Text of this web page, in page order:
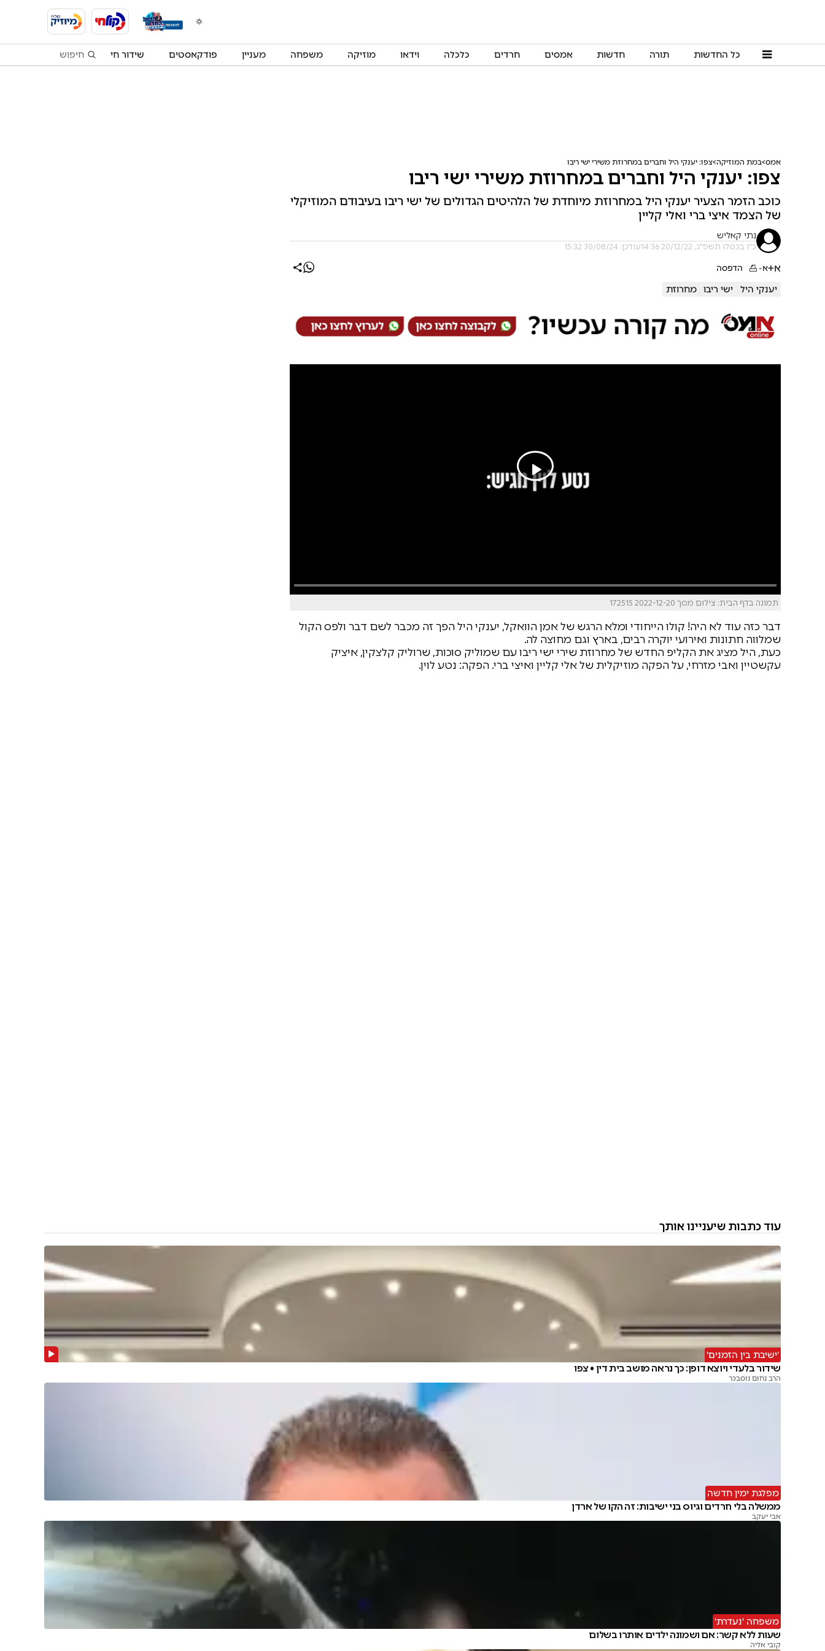
כל החדשות תורה חדשות אמסים חרדים כלכלה וידאו מוזיקה משפחה מעניין פודקאסטים שידור חי
אמס במת המוזיקה צפו: יענקי היל וחברים במחרוזת משירי ישי ריבו
צפו: יענקי היל וחברים במחרוזת משירי ישי ריבו
כוכב הזמר הצעיר יענקי היל במחרוזת מיוחדת של הלהיטים הגדולים של ישי ריבו בעיבודם המוזיקלי
של הצמד איצי ברי ואלי קליין
נתי קאליש
כ"ו בכסלו תשפ"ג, 20/12/22 14:36 עודכן: 30/08/24 15:32
א+א- הדפסה
יענקי היל ישי ריבו מחרוזת
תמונה בדף הבית: צילום מסך 2022-12-20 172515
דבר כזה עוד לא היה! קולו הייחודי ומלא הרגש של אמן הוואקל, יענקי היל הפך זה מכבר לשם דבר ולפס הקול
שמלווה חתונות ואירועי יוקרה רבים, בארץ וגם מחוצה לה.
כעת, היל מציג את הקליפ החדש של מחרוזת שירי ישי ריבו עם שמוליק סוכות, שרוליק קלצקין, איציק
עקשטיין ואבי מזרחי, על הפקה מוזיקלית של אלי קליין ואיצי ברי. הפקה: נטע לוין.
עוד כתבות שיעניינו אותך
'ישיבת בין הזמנים'
שידור בלעדי ויוצא דופן: כך נראה מושב בית דין • צפו
הרב נחום נוסבכר
מפלגת ימין חדשה
ממשלה בלי חרדים וגיוס בני ישיבות: זה הקו של ארדן
אבי יעקב
משפחה 'נעדרת'
שעות ללא קשר: אם ושמונה ילדים אותרו בשלום
קובי אליה